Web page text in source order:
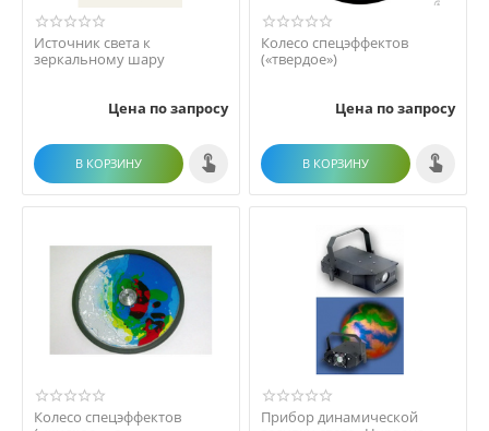
Источник света к
зеркальному шару
Цена по запросу
В КОРЗИНУ
Колесо спецэффектов
(«твердое»)
Цена по запросу
В КОРЗИНУ
Колесо спецэффектов
Прибор динамической